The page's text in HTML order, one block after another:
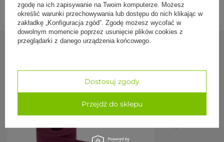
Parametry
Parametr Wartość
metalowa, przesuwna klamra
2,5 m
Szerokość 3,8 cm
zgodę na ich zapisywanie na Twoim komputerze. Możesz
określić warunki przechowywania lub dostępu do nich klikając w
zakładkę „Konfiguracja zgód”. Zgodę możesz wycofać w
dowolnym momencie poprzez usunięcie plików cookies z
przeglądarki z danego urządzenia końcowego.
Dostosuj zgody
Przejdź do sklepu